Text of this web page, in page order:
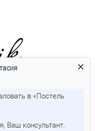
в «Постель
Ваш консультант.